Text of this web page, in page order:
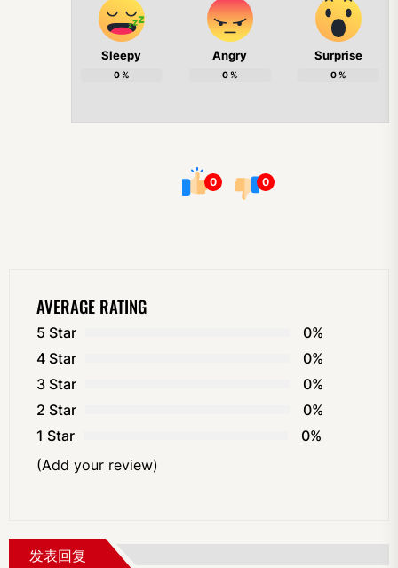
Sleepy
0%
Angry
0%
Surprise
0%
0 0
AVERAGE RATING
5 Star
0%
4 Star
0%
3 Star
0%
2 Star
0%
1 Star
0%
(Add your review)
发表回复